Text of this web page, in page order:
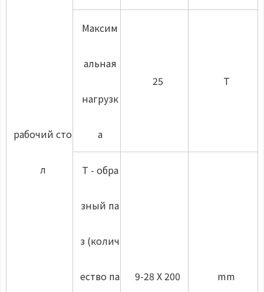
рабочий сто
л
Максим
альная
нагрузк
а
25 T
Т - обра
зный па
з (колич
ество па 9-28 X 200 mm